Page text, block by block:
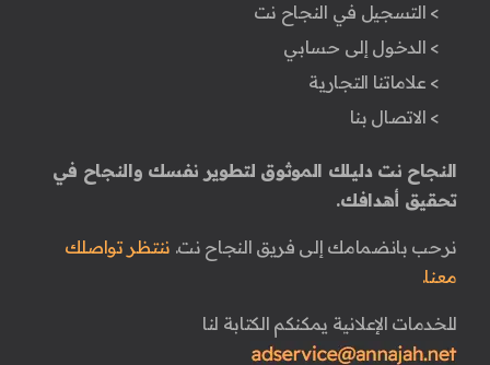
> التسجيل في النجاح نت
> الدخول إلى حسابي
> علاماتنا التجارية
> الاتصال بنا
النجاح نت دليلك الموثوق لتطوير نفسك والنجاح في
تحقيق أهدافك.
نرحب بانضمامك إلى فريق النجاح نت. ننتظر تواصلك
معنا.
للخدمات الإعلانية يمكنكم الكتابة لنا